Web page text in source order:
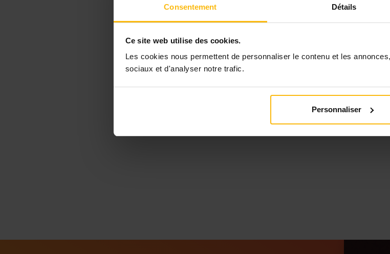
Consentement Détails
Ce site web utilise des cookies.
Les cookies nous permettent de personnaliser le contenu et les
sociaux et d'analyser notre trafic.
Personnaliser